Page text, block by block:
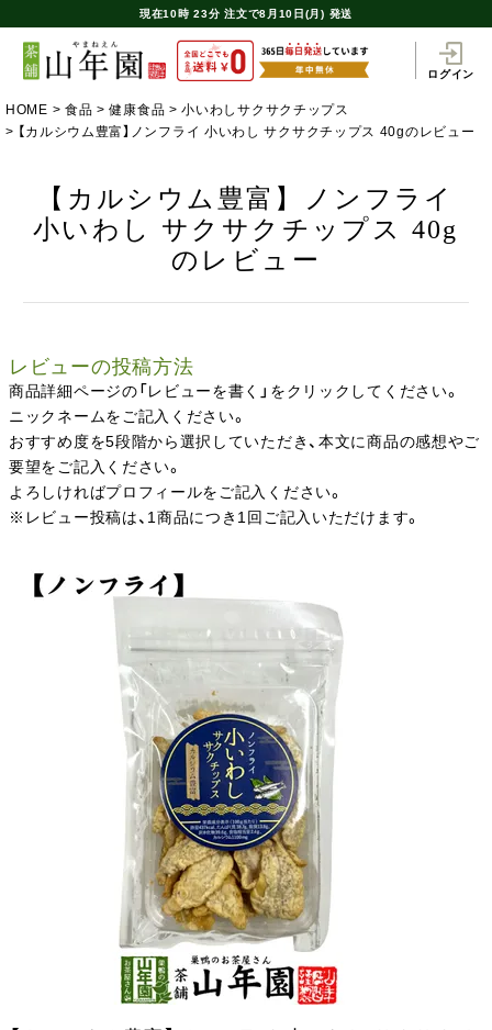
現在10時 23分 注文で8月10日(月) 発送
ログイン
HOME 食品 健康食品
小いわしサクサクチップス
【カルシウム豊富】ノンフライ 小いわし サクサクチップス 40gのレビュー
【カルシウム豊富】ノンフライ
小いわし サクサクチップス 40g
のレビュー
レビューの投稿方法
商品詳細ページの「レビューを書く」をクリックしてください。
ニックネームをご記入ください。
おすすめ度を5段階から選択していただき、本文に商品の感想やご
要望をご記入ください。
よろしければプロフィールをご記入ください。
※レビュー投稿は、1商品につき1回ご記入いただけます。